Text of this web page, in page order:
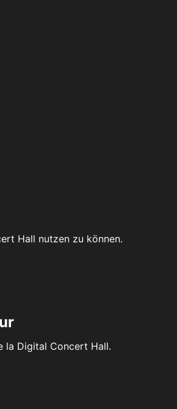
Hall nutzen zu können.
la Digital Concert Hall.